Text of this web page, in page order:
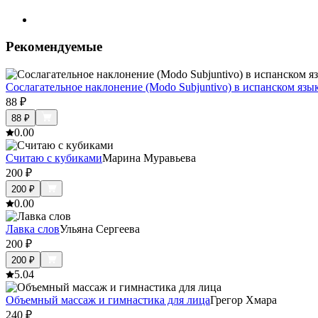
Рекомендуемые
Сослагательное наклонение (Modo Subjuntivo) в испанском
88 ₽
88 ₽
0.00
Считаю с кубикамиМарина Муравьева
200 ₽
200 ₽
0.00
Лавка словУльяна Сергеева
200 ₽
200 ₽
5.04
Объемный массаж и гимнастика для лицаГрегор Хмара
240 ₽